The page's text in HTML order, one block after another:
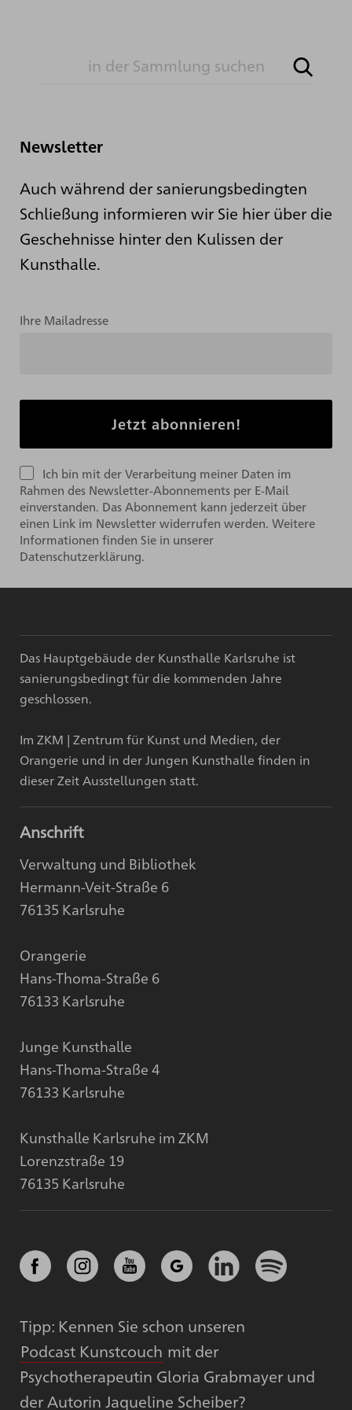
Newsletter
Auch während der sanierungsbedingten
Schließung informieren wir Sie hier über die
Geschehnisse hinter den Kulissen der
Kunsthalle.
Ihre Mailadresse
Ich bin mit der Verarbeitung meiner Daten im
Rahmen des Newsletter-Abonnements per E-Mail
einverstanden. Das Abonnement kann jederzeit über
einen Link im Newsletter widerrufen werden. Weitere
Informationen finden Sie in unserer
Datenschutzerklärung.
Das Hauptgebäude der Kunsthalle Karlsruhe ist
sanierungsbedingt für die kommenden Jahre
geschlossen.
Im ZKM | Zentrum für Kunst und Medien, der
Orangerie und in der Jungen Kunsthalle finden in
dieser Zeit Ausstellungen statt.
Anschrift
Verwaltung und Bibliothek
Hermann-Veit-Straße 6
76135 Karlsruhe
Orangerie
Hans-Thoma-Straße 6
76133 Karlsruhe
Junge Kunsthalle
Hans-Thoma-Straße 4
76133 Karlsruhe
Kunsthalle Karlsruhe im ZKM
Lorenzstraße 19
76135 Karlsruhe
Tipp: Kennen Sie schon unseren
Podcast Kunstcouch mit der
Psychotherapeutin Gloria Grabmayer und
der Autorin Jaqueline Scheiber?